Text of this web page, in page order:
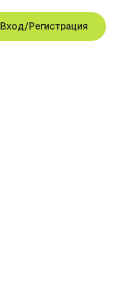
Вход/Регистрация